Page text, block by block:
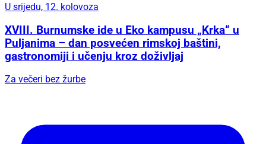
U srijedu, 12. kolovoza
XVIII. Burnumske ide u Eko kampusu „Krka“ u
Puljanima – dan posvećen rimskoj baštini,
gastronomiji i učenju kroz doživljaj
Za večeri bez žurbe